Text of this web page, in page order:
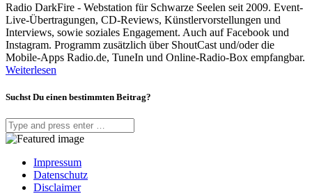
Radio DarkFire - Webstation für Schwarze Seelen seit 2009. Event-
Live-Übertragungen, CD-Reviews, Künstlervorstellungen und
Interviews, sowie soziales Engagement. Auch auf Facebook und
Instagram. Programm zusätzlich über ShoutCast und/oder die
Mobile-Apps Radio.de, TuneIn und Online-Radio-Box empfangbar.
Weiterlesen
Suchst Du einen bestimmten Beitrag?
Impressum
Datenschutz
Disclaimer